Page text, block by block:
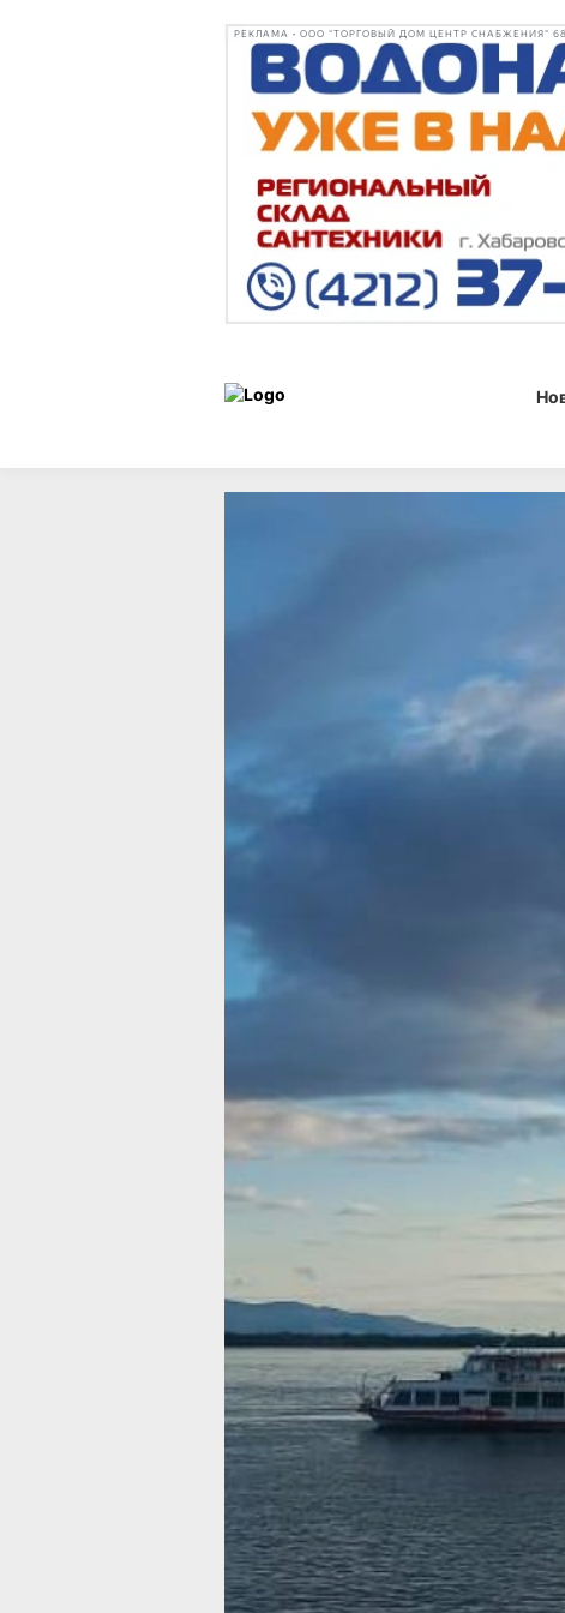
РЕКЛАМА • ООО "ТОРГОВЫЙ ДОМ ЦЕНТР СНАБЖЕНИЯ"
но опасности
подтопления нет
Еще не все районы региона
в Хабаровском крае. Как сообщает
диспетчерской службы правительства
водность, местами средняя. Уровень
в Амуре у Хабаровска превышает норму
на 1,5 метра. В ближайшие два дня
значительного изменения уровня воды
не ожидается. Уровень воды около и
нормы на 0,4 — 1,0 метра, на реке Мая
наблюдается повышение уровня воды
на 30 — 47 см в сутки.
На реке Мая наблюдается редкий
ледоход, в то время как на озерной
Бурейского водохранилища у села
Чекунда ледоход проходит в сроки,
близкие к обычным. Остальные реки
уже очистились ото льда.
Поймы рек Уссури, Подхоренок, Матай,
Катэн, Кия, Сукпай, Кур, Манома и Амгунь
подтоплены на глубину 0,1 — 0,3 метра.
В южных и центральных районах края
завершается весеннее половодье, реки
почти полностью освободились ото льда.
В ТЕМУ: